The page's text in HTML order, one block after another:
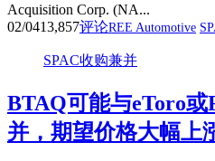
Acquisition Corp. (NA...
02/0413,857评论REE Automotive
SPAC收购兼并
BTAQ可能与eToro
并，期望价格大幅上